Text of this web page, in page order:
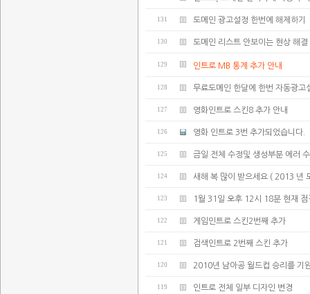
131 도메인 광고설정 한번에 해제하기
130 도메인 리스트 안보이는 현상 해결
129 인트로 MB 통계 추가 안내
128 무료도메인 한달에 한번 자동광고
127 영화인트로 스킨8 추가 안내
126 영화 인트로 3번 추가되었습니다.
125 금일 전체 수정및 생성부분 에러
124 새해 복 많이 받으세요 ( 2013 년
123 1월 31일 오후 12시 18분 현재 점
122 게임인트로 스킨2번째 추가
121 검색인트로 2번째 스킨 추가
120 2010년 남아공 월드컵 승리를 기
119 인트로 전체 일부 디자인 변경